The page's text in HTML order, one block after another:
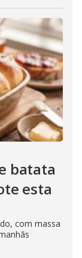
batata
esta
com massa